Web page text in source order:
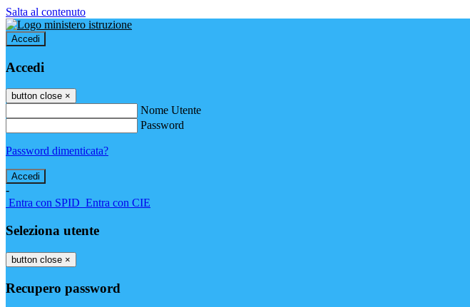
Salta al contenuto
Accedi
Accedi
button close ×
Nome Utente
Password
Password dimenticata?
-
Entra con SPID Entra con CIE
Seleziona utente
button close ×
Recupero password